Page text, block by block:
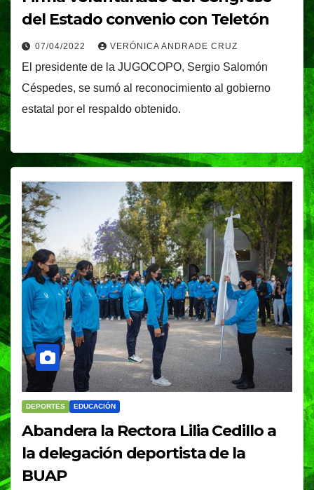
del Estado convenio con Teletón
07/04/2022 VERÓNICA ANDRADE CRUZ
El presidente de la JUGOCOPO, Sergio Salomón
Céspedes, se sumó al reconocimiento al gobierno
estatal por el respaldo obtenido.
DEPORTES EDUCACIÓN
Abandera la Rectora Lilia Cedillo a
la delegación deportista de la
BUAP